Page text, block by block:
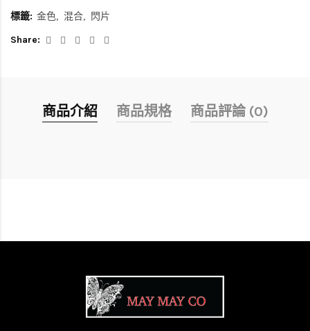
標籤: 金色 混合
閃片
Share:
商品介紹 商品規格 商品評論 (0)